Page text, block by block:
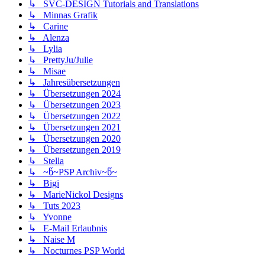
↳ SVC-DESIGN Tutorials and Translations
↳ Minnas Grafik
↳ Carine
↳ Alenza
↳ Lylia
↳ PrettyJu/Julie
↳ Misae
↳ Jahresübersetzungen
↳ Übersetzungen 2024
↳ Übersetzungen 2023
↳ Übersetzungen 2022
↳ Übersetzungen 2021
↳ Übersetzungen 2020
↳ Übersetzungen 2019
↳ Stella
↳ ~წ~PSP Archiv~წ~
↳ Bigi
↳ MarieNickol Designs
↳ Tuts 2023
↳ Yvonne
↳ E-Mail Erlaubnis
↳ Naise M
↳ Nocturnes PSP World